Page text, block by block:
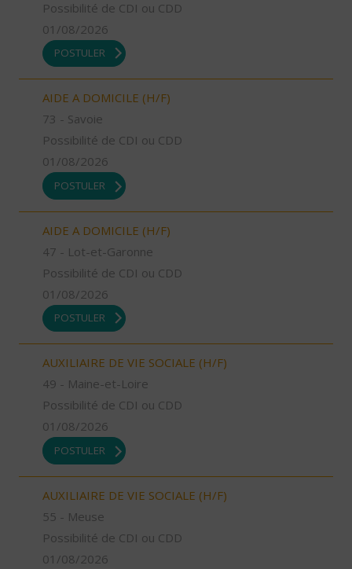
Possibilité de CDI ou CDD
01/08/2026
POSTULER
AIDE A DOMICILE (H/F)
73 - Savoie
Possibilité de CDI ou CDD
01/08/2026
POSTULER
AIDE A DOMICILE (H/F)
47 - Lot-et-Garonne
Possibilité de CDI ou CDD
01/08/2026
POSTULER
AUXILIAIRE DE VIE SOCIALE (H/F)
49 - Maine-et-Loire
Possibilité de CDI ou CDD
01/08/2026
POSTULER
AUXILIAIRE DE VIE SOCIALE (H/F)
55 - Meuse
Possibilité de CDI ou CDD
01/08/2026